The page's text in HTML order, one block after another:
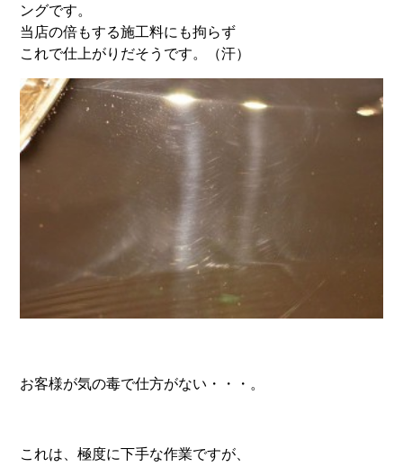
ングです。
当店の倍もする施工料にも拘らず
これで仕上がりだそうです。（汗）
お客様が気の毒で仕方がない・・・。
これは、極度に下手な作業ですが、